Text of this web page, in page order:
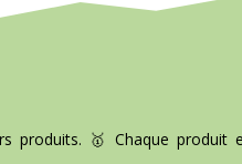
produits. 🥇 Chaque produit